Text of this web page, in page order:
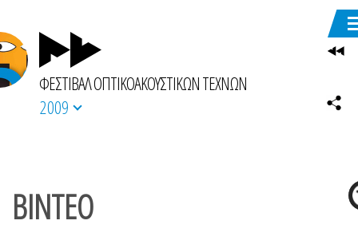
ΦΕΣΤΙΒΑΛ ΟΠΤΙΚΟΑΚΟΥΣΤΙΚΩΝ ΤΕΧΝΩΝ
2009
ΒΙΝΤΕΟ